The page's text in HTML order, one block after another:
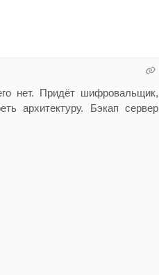
нет. Придёт шифровальщик,
архитектуру. Бэкап сервер